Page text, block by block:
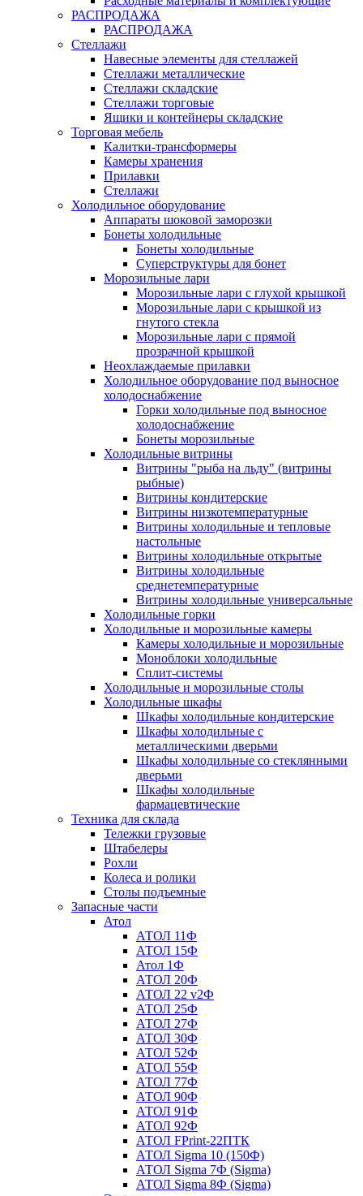
РАСПРОДАЖА
РАСПРОДАЖА
Стеллажи
Навесные элементы для стеллажей
Стеллажи металлические
Стеллажи складские
Стеллажи торговые
Ящики и контейнеры складские
Торговая мебель
Калитки-трансформеры
Камеры хранения
Прилавки
Стеллажи
Холодильное оборудование
Аппараты шоковой заморозки
Бонеты холодильные
Бонеты холодильные
Суперструктуры для бонет
Морозильные лари
Морозильные лари с глухой крышкой
Морозильные лари с крышкой из
гнутого стекла
Морозильные лари с прямой
прозрачной крышкой
Неохлаждаемые прилавки
Холодильное оборудование под выносное
холодоснабжение
Горки холодильные под выносное
холодоснабжение
Бонеты морозильные
Холодильные витрины
Витрины "рыба на льду" (витрины
рыбные)
Витрины кондитерские
Витрины низкотемпературные
Витрины холодильные и тепловые
настольные
Витрины холодильные открытые
Витрины холодильные
среднетемпературные
Витрины холодильные универсальные
Холодильные горки
Холодильные и морозильные камеры
Камеры холодильные и морозильные
Моноблоки холодильные
Сплит-системы
Холодильные и морозильные столы
Холодильные шкафы
Шкафы холодильные кондитерские
Шкафы холодильные с
металлическими дверьми
Шкафы холодильные со стеклянными
дверьми
Шкафы холодильные
фармацевтические
Техника для склада
Тележки грузовые
Штабелеры
Рохли
Колеса и ролики
Столы подъемные
Запасные части
Атол
АТОЛ 11Ф
АТОЛ 15Ф
Атол 1Ф
АТОЛ 20Ф
АТОЛ 22 v2Ф
АТОЛ 25Ф
АТОЛ 27Ф
АТОЛ 30Ф
АТОЛ 52Ф
АТОЛ 55Ф
АТОЛ 77Ф
АТОЛ 90Ф
АТОЛ 91Ф
АТОЛ 92Ф
АТОЛ FPrint-22ПТК
АТОЛ Sigma 10 (150Ф)
АТОЛ Sigma 7Ф (Sigma)
АТОЛ Sigma 8Ф (Sigma)